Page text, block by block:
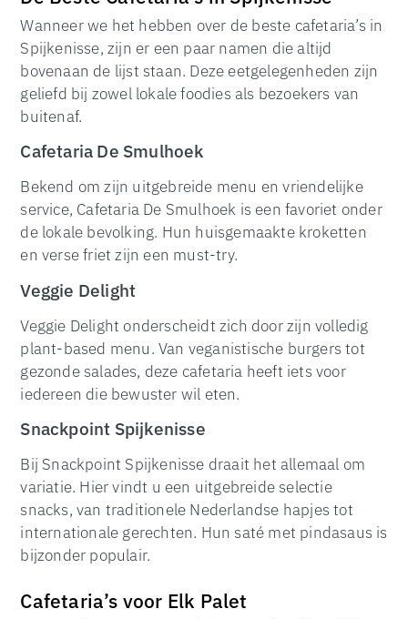
Wanneer we het hebben over de beste cafetaria’s in
Spijkenisse, zijn er een paar namen die altijd
bovenaan de lijst staan. Deze eetgelegenheden zijn
geliefd bij zowel lokale foodies als bezoekers van
buitenaf.
Cafetaria De Smulhoek
Bekend om zijn uitgebreide menu en vriendelijke
service, Cafetaria De Smulhoek is een favoriet onder
de lokale bevolking. Hun huisgemaakte kroketten
en verse friet zijn een must-try.
Veggie Delight
Veggie Delight onderscheidt zich door zijn volledig
plant-based menu. Van veganistische burgers tot
gezonde salades, deze cafetaria heeft iets voor
iedereen die bewuster wil eten.
Snackpoint Spijkenisse
Bij Snackpoint Spijkenisse draait het allemaal om
variatie. Hier vindt u een uitgebreide selectie
snacks, van traditionele Nederlandse hapjes tot
internationale gerechten. Hun saté met pindasaus is
bijzonder populair.
Cafetaria’s voor Elk Palet